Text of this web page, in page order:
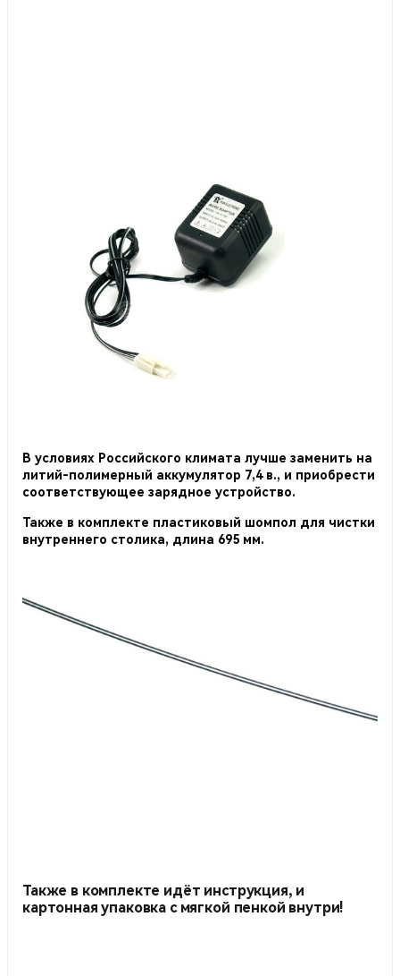
В условиях Российского климата лучше заменить на
литий-полимерный аккумулятор 7,4 в., и приобрести
соответствующее зарядное устройство.
Также в комплекте пластиковый шомпол для чистки
внутреннего столика, длина 695 мм.
Также в комплекте идёт инструкция, и
картонная упаковка с мягкой пенкой внутри!